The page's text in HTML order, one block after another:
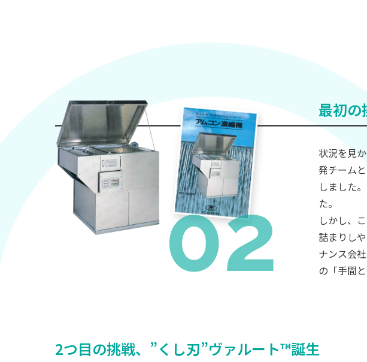
最初の
状況を見
発チーム
しました
た。
しかし、
詰まりし
ナンス会
の「手間
2つ目の挑戦、”くし刃”ヴァルート™誕生